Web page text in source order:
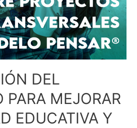
DEL
PARA MEJORAR
EDUCATIVA Y